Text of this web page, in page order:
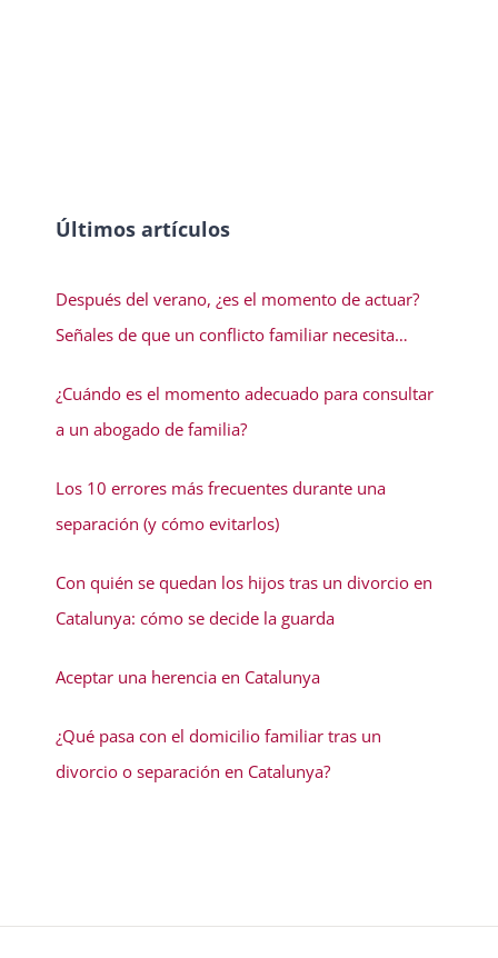
Últimos artículos
Después del verano, ¿es el momento de actuar?
Señales de que un conflicto familiar necesita
¿Cuándo es el momento adecuado para consultar
a un abogado de familia?
Los 10 errores más frecuentes durante una
separación (y cómo evitarlos)
Con quién se quedan los hijos tras un divorcio en
Catalunya: cómo se decide la guarda
Aceptar una herencia en Catalunya
¿Qué pasa con el domicilio familiar tras un
divorcio o separación en Catalunya?